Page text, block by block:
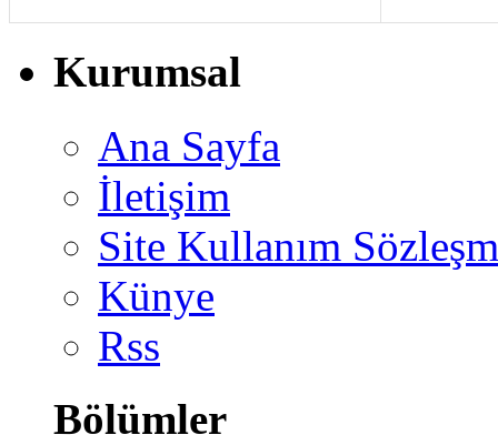
Kurumsal
Ana Sayfa
İletişim
Site Kullanım
Künye
Rss
Bölümler